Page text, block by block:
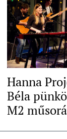
Hanna
Béla
M2